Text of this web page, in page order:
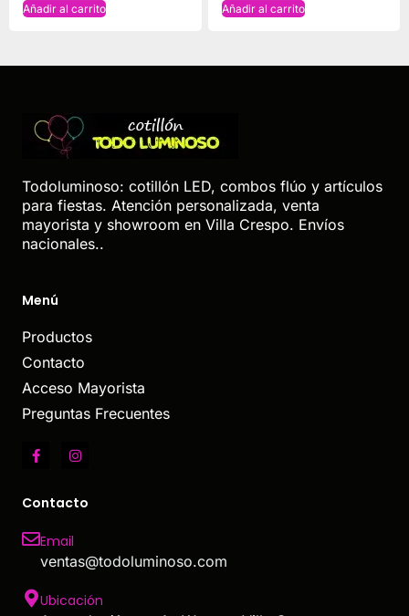
Añadir al carrito Añadir al carrito
Todoluminoso: cotillón LED, combos flúo y artículos
para fiestas. Atención personalizada, venta
mayorista y showroom en Villa Crespo. Envíos
nacionales..
Menú
Productos
Contacto
Acceso Mayorista
Preguntas Frecuentes
Contacto
Email
ventas@todoluminoso.com
Ubicación